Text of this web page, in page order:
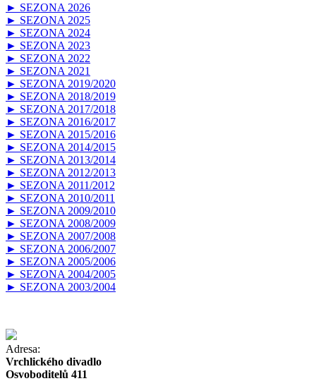
► SEZONA 2026
► SEZONA 2025
► SEZONA 2024
► SEZONA 2023
► SEZONA 2022
► SEZONA 2021
► SEZONA 2019/2020
► SEZONA 2018/2019
► SEZONA 2017/2018
► SEZONA 2016/2017
► SEZONA 2015/2016
► SEZONA 2014/2015
► SEZONA 2013/2014
► SEZONA 2012/2013
► SEZONA 2011/2012
► SEZONA 2010/2011
► SEZONA 2009/2010
► SEZONA 2008/2009
► SEZONA 2007/2008
► SEZONA 2006/2007
► SEZONA 2005/2006
► SEZONA 2004/2005
► SEZONA 2003/2004
Adresa:
Vrchlického divadlo
Osvoboditelů 411